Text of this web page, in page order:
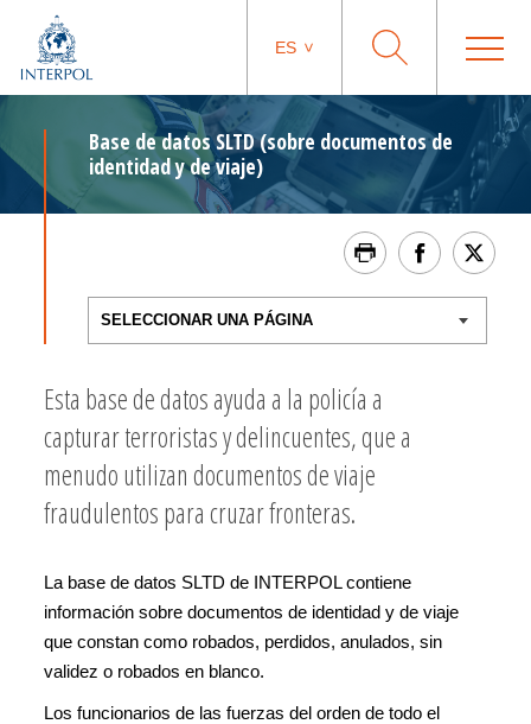
ES
Base de datos SLTD (sobre documentos de
identidad y de viaje)
Esta base de datos ayuda a la policía a
capturar terroristas y delincuentes, que a
menudo utilizan documentos de viaje
fraudulentos para cruzar fronteras.
La base de datos SLTD de INTERPOL contiene
información sobre documentos de identidad y de viaje
que constan como robados, perdidos, anulados, sin
validez o robados en blanco.
Los funcionarios de las fuerzas del orden de todo el